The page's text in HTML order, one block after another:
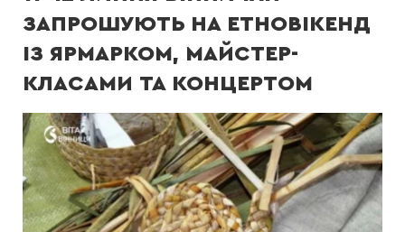
ЗАПРОШУЮТЬ НА ЕТНОВІКЕНД
ІЗ ЯРМАРКОМ, МАЙСТЕР-
КЛАСАМИ ТА КОНЦЕРТОМ